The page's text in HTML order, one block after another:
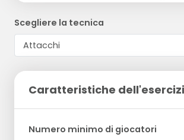
Scegliere la tecnica
Caratteristiche
Numero minimo di giocatori